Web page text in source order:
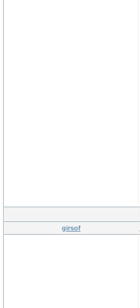
girsof